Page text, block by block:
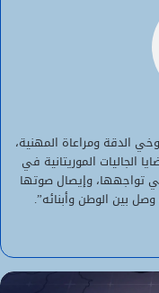
الدقة ومراعاة المهنية،
الجاليات الموريتانية في
تواجهها، وإيصال صوتها
بين الوطن وأبنائه”.